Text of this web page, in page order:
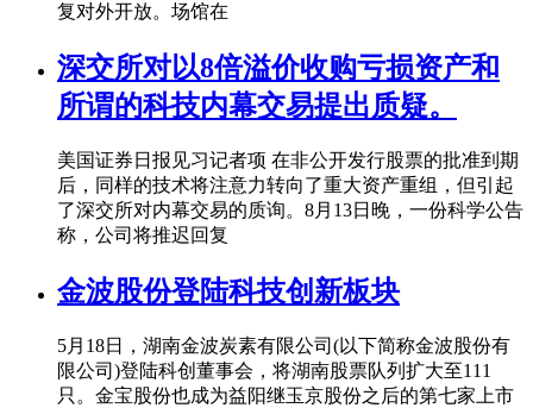
复对外开放。场馆在
深交所对以8倍溢价收购亏损资产和
所谓的科技内幕交易提出质疑。
美国证券日报见习记者项 在非公开发行股票的批准到期
后，同样的技术将注意力转向了重大资产重组，但引起
了深交所对内幕交易的质询。8月13日晚，一份科学公告
称，公司将推迟回复
金波股份登陆科技创新板块
5月18日，湖南金波炭素有限公司(以下简称金波股份有
限公司)登陆科创董事会，将湖南股票队列扩大至111
只。金宝股份也成为益阳继玉京股份之后的第七家上市